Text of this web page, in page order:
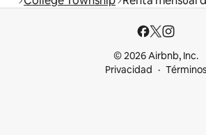
© 2026 Airbnb, Inc.
Privacidad
Términos